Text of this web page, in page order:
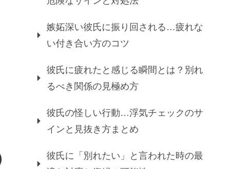
嫉妬深い彼氏に振り回される…疲れな
い付き合い方のコツ
彼氏に疲れたと感じる瞬間とは？別れ
るべき関係の見極め方
彼氏の怪しい行動…浮気チェックのサ
インと見抜き方まとめ
彼氏に「別れたい」と言われた時の最